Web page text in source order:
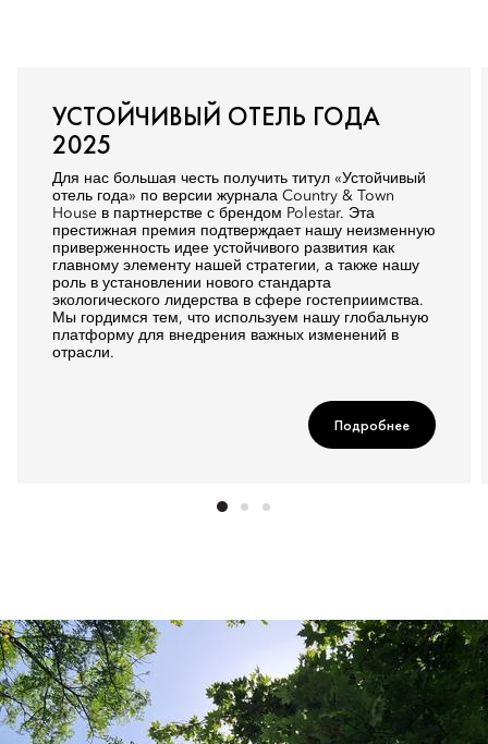
УСТОЙЧИВЫЙ ОТЕЛЬ ГОДА
2025
Для нас большая честь получить титул «Устойчивый
отель года» по версии журнала Country & Town
House в партнерстве с брендом Polestar. Эта
престижная премия подтверждает нашу неизменную
приверженность идее устойчивого развития как
главному элементу нашей стратегии, а также нашу
роль в установлении нового стандарта
экологического лидерства в сфере гостеприимства.
Мы гордимся тем, что используем нашу глобальную
платформу для внедрения важных изменений в
отрасли.
Подробнее